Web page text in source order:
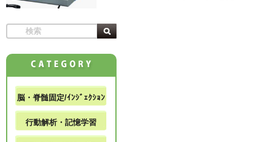
脳・脊髄固定/ｲﾝｼﾞｪｸｼｮﾝ
行動解析・記憶学習